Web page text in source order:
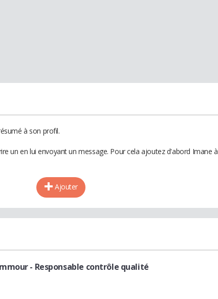
à son profil.
un en lui envoyant un message. Pour cela ajoutez d'abord Imane à
Ajouter
- Responsable contrôle qualité